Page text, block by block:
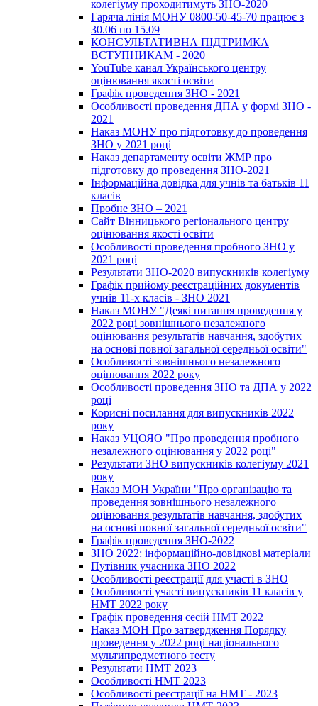
колегіуму проходитимуть ЗНО-2020
Гаряча лінія МОНУ 0800-50-45-70 працює з
30.06 по 15.09
КОНСУЛЬТАТИВНА ПІДТРИМКА
ВСТУПНИКАМ - 2020
YouTube канал Українського центру
оцінювання якості освіти
Графік проведення ЗНО - 2021
Особливості проведення ДПА у формі ЗНО -
2021
Наказ МОНУ про підготовку до проведення
ЗНО у 2021 році
Наказ департаменту освіти ЖМР про
підготовку до проведення ЗНО-2021
Інформаційна довідка для учнів та батьків 11
класів
Пробне ЗНО – 2021
Сайт Вінницького регіонального центру
оцінювання якості освіти
Особливості проведення пробного ЗНО у
2021 році
Результати ЗНО-2020 випускників колегіуму
Графік прийому реєстраційних документів
учнів 11-х класів - ЗНО 2021
Наказ МОНУ "Деякі питання проведення у
2022 році зовнішнього незалежного
оцінювання результатів навчання, здобутих
на основі повної загальної середньої освіти"
Особливості зовнішнього незалежного
оцінювання 2022 року
Особливості проведення ЗНО та ДПА у 2022
році
Корисні посилання для випускників 2022
року
Наказ УЦОЯО "Про проведення пробного
незалежного оцінювання у 2022 році"
Результати ЗНО випускників колегіуму 2021
року
Наказ МОН України "Про організацію та
проведення зовнішнього незалежного
оцінювання результатів навчання, здобутих
на основі повної загальної середньої освіти"
Графік проведення ЗНО-2022
ЗНО 2022: інформаційно-довідкові матеріали
Путівник учасника ЗНО 2022
Особливості реєстрації для участі в ЗНО
Особливості участі випускників 11 класів у
НМТ 2022 року
Графік проведення сесій НМТ 2022
Наказ МОН Про затвердження Порядку
проведення у 2022 році національного
мультипредметного тесту
Результати НМТ 2023
Особливості НМТ 2023
Особливості реєстрації на НМТ - 2023